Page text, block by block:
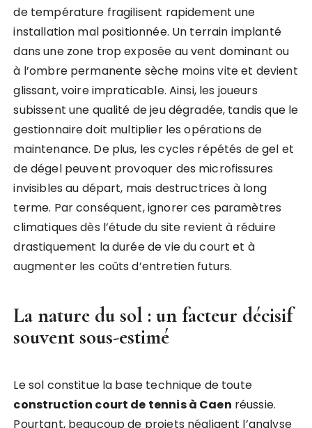
de température fragilisent rapidement une
installation mal positionnée. Un terrain implanté
dans une zone trop exposée au vent dominant ou
à l’ombre permanente sèche moins vite et devient
glissant, voire impraticable. Ainsi, les joueurs
subissent une qualité de jeu dégradée, tandis que le
gestionnaire doit multiplier les opérations de
maintenance. De plus, les cycles répétés de gel et
de dégel peuvent provoquer des microfissures
invisibles au départ, mais destructrices à long
terme. Par conséquent, ignorer ces paramètres
climatiques dès l’étude du site revient à réduire
drastiquement la durée de vie du court et à
augmenter les coûts d’entretien futurs.
La nature du sol : un facteur décisif
souvent sous-estimé
Le sol constitue la base technique de toute
construction court de tennis à Caen réussie.
Pourtant, beaucoup de projets négligent l’analyse